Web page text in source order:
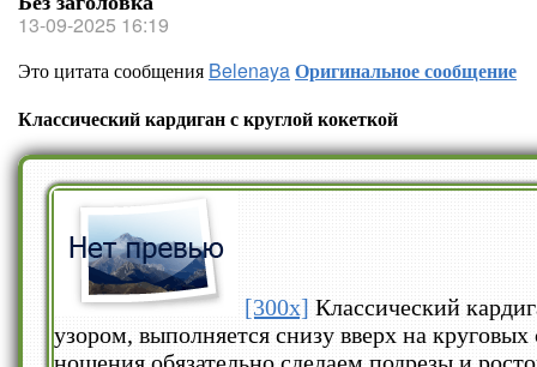
13-09-2025 16:19
Это цитата сообщения BelenayaОригинальное сообщение
Классический кардиган с круглой кокеткой
[300x] Классический
узором, выполняется снизу вверх на